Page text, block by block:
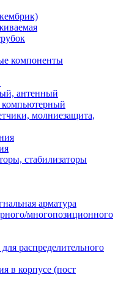
компоненты
антенный
молниезащита,
стабилизаторы
арматура
многопозиционного
распределительного
в корпусе (пост